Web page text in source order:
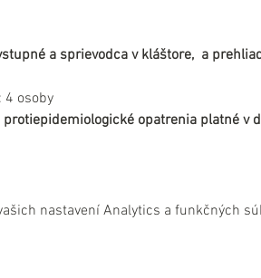
a sprievodca v kláštore,  a
4 osoby
protiepidemiologické opatrenia platné v
nastavení Analytics a funkčných